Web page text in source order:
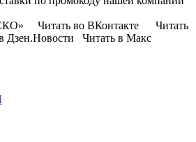
Читать во ВКонтакте Читать
Дзен.Новости Читать в Макс